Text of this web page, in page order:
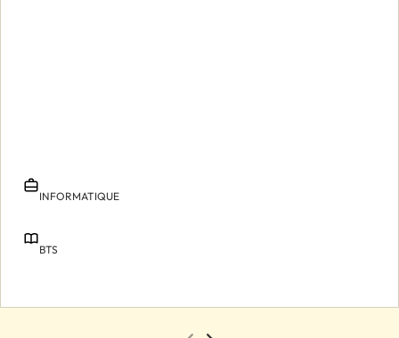
INFORMATIQUE
BTS